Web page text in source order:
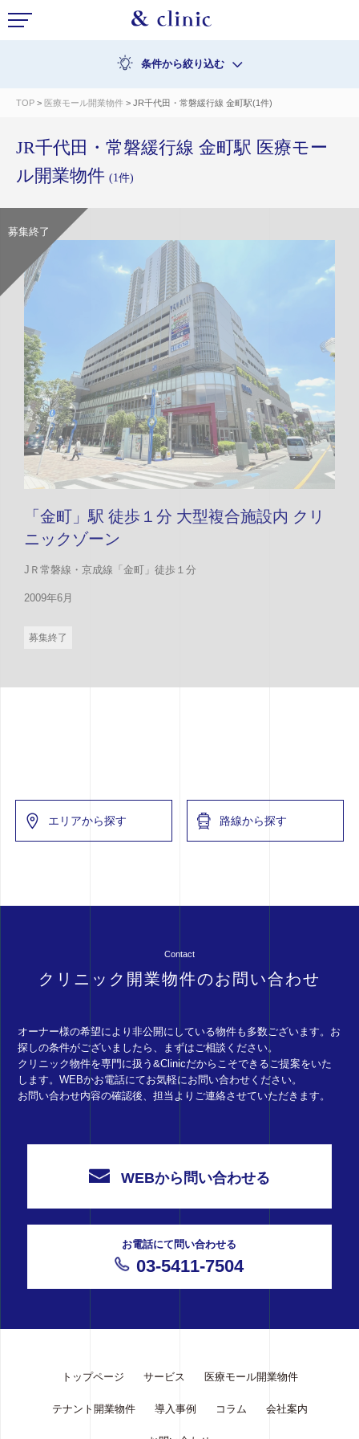
条件から絞り込む
TOP > 医療モール開業物件 > JR千代田・常磐緩行線 金町駅(1件)
JR千代田・常磐緩行線 金町駅 医療モー
ル開業物件 (1件)
「金町」駅 徒歩１分 大型複合施設内 クリ
ニックゾーン
JＲ常磐線・京成線「金町」徒歩１分
2009年6月
募集終了
募集終了
エリアから探す 路線から探す
Contact
クリニック開業物件のお問い合わせ
オーナー様の希望により非公開にしている物件も多数ございます。お
探しの条件がございましたら、まずはご相談ください。
クリニック物件を専門に扱う&Clinicだからこそできるご提案をいた
します。WEBかお電話にてお気軽にお問い合わせください。
お問い合わせ内容の確認後、担当よりご連絡させていただきます。
WEBから問い合わせる
お電話にて問い合わせる
03-5411-7504
トップページ サービス 医療モール開業物件
テナント開業物件 導入事例 コラム 会社案内